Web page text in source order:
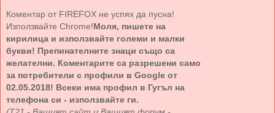
Коментар от FIREFOX не успях да пусна!
Използвайте Chrome!Моля, пишете на
кирилица и използвайте големи и малки
букви! Препинателните знаци също са
желателни. Коментарите са разрешени само
за потребители с профили в Google от
02.05.2018! Всеки има профил в Гугъл на
телефона си - използвайте ги.